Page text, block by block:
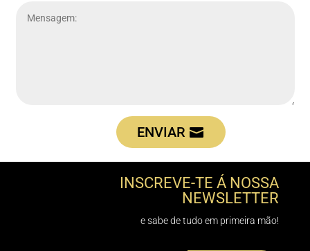
ENVIAR
INSCREVE-TE Á NOSSA
NEWSLETTER
e sabe de tudo em primeira mão!